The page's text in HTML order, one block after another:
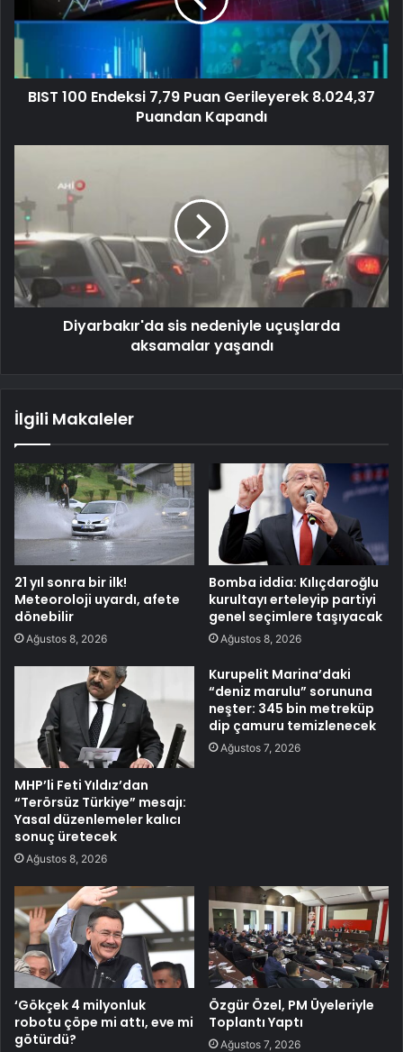
BIST 100 Endeksi 7,79 Puan Gerileyerek 8.024,37
Puandan Kapandı
Diyarbakır'da sis nedeniyle uçuşlarda
aksamalar yaşandı
İlgili Makaleler
21 yıl sonra bir ilk!
Meteoroloji uyardı, afete
dönebilir
Ağustos 8, 2026
Bomba iddia: Kılıçdaroğlu
kurultayı erteleyip partiyi
genel seçimlere taşıyacak
Ağustos 8, 2026
MHP’li Feti Yıldız’dan
“Terörsüz Türkiye” mesajı:
Yasal düzenlemeler kalıcı
sonuç üretecek
Ağustos 8, 2026
Kurupelit Marina’daki
“deniz marulu” sorununa
neşter: 345 bin metreküp
dip çamuru temizlenecek
Ağustos 7, 2026
‘Gökçek 4 milyonluk
robotu çöpe mi attı, eve mi
götürdü?
Özgür Özel, PM Üyeleriyle
Toplantı Yaptı
Ağustos 7, 2026